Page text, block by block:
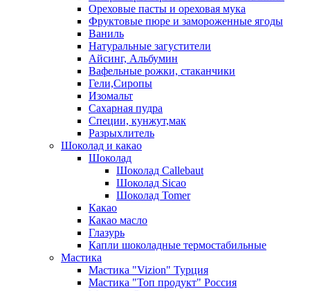
Ореховые пасты и ореховая мука
Фруктовые пюре и замороженные ягоды
Ваниль
Натуральные загустители
Айсинг, Альбумин
Вафельные рожки, стаканчики
Гели,Сиропы
Изомальт
Сахарная пудра
Специи, кунжут,мак
Разрыхлитель
Шоколад и какао
Шоколад
Шоколад Callebaut
Шоколад Sicao
Шоколад Tomer
Какао
Какао масло
Глазурь
Капли шоколадные термостабильные
Мастика
Мастика "Vizion" Турция
Мастика "Топ продукт" Россия